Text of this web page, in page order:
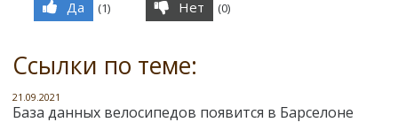
Да (1) Нет (0)
Ссылки по теме:
21.09.2021
База данных велосипедов появится в Барселоне